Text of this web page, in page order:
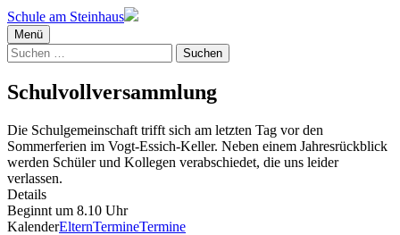
Schule am Steinhaus
Menü
Suchen
nach:
Schulvollversammlung
Die Schulgemeinschaft trifft sich am letzten Tag vor den
Sommerferien im Vogt-Essich-Keller. Neben einem Jahresrückblick
werden Schüler und Kollegen verabschiedet, die uns leider
verlassen.
Details
Beginnt um 8.10 Uhr
KalenderElternTermineTermine